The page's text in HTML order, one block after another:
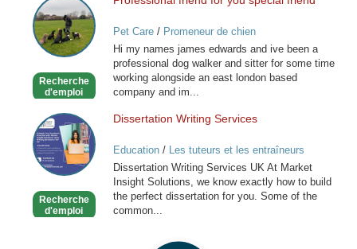
Professional
friend
for
you
friend
Recherche
d'emploi
Pet Care/ Promeneur de chien
Hi my names james edwards and ive been a
professional dog walker and sitter for some time
working alongside an east london based
company and im...
Dissertation
Writing
Services
Recherche
d'emploi
Dissertation Writing Services
Education/ Les tuteurs et les entraîneurs
Dissertation Writing Services UK At Market
Insight Solutions, we know exactly how to build
the perfect dissertation for you. Some of the
common...